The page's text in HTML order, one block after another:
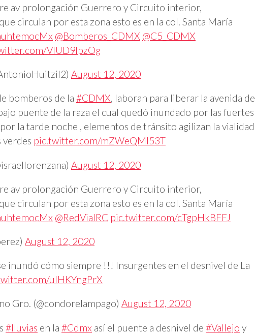
av prolongación Guerrero y Circuito interior,
circulan por esta zona esto es en la col. Santa María
@Bomberos_CDMX @C5_CDMX
VlUD9lpzOg
August 12, 2020
bomberos de la #CDMX, laboran para liberar la avenida de
puente de la raza el cual quedó inundado por las fuertes
la tarde noche , elementos de tránsito agilizan la vialidad
verdes pic.twitter.com/mZWeQMI53T
August 12, 2020
av prolongación Guerrero y Circuito interior,
circulan por esta zona esto es en la col. Santa María
@RedVialRC pic.twitter.com/cTgpHkBFFJ
August 12, 2020
inundó cómo siempre !!! Insurgentes en el desnivel de La
ulHKYngPrX
Gro. (@condorelampago) August 12, 2020
#lluvias en la #Cdmx así el puente a desnivel de #Vallejo y